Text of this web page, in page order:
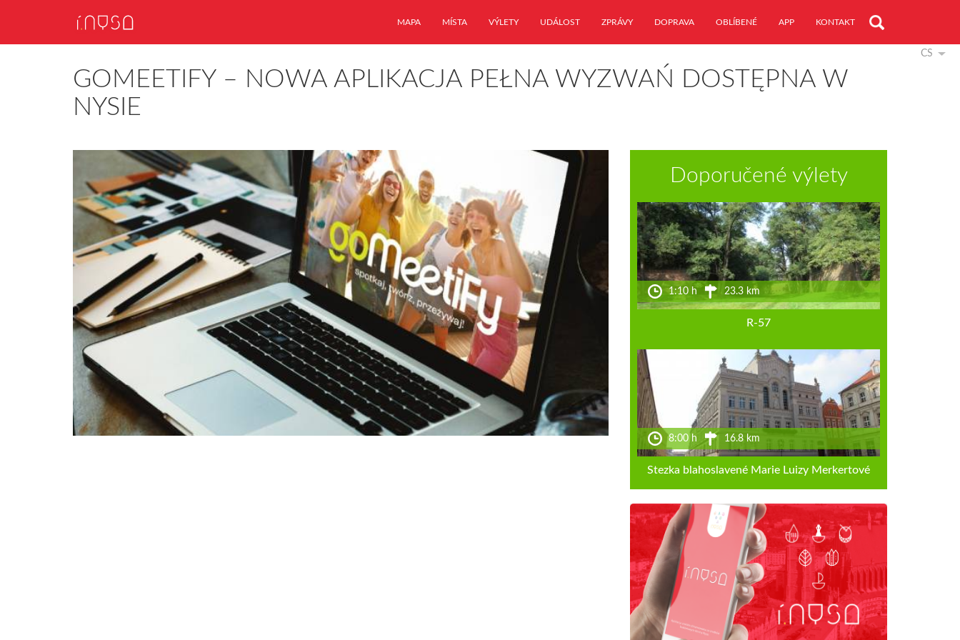
MAPA MÍSTA VÝLETY UDÁLOST ZPRÁVY DOPRAVA OBLÍBENÉ APP KONTAKT
CS
GOMEETIFY – NOWA APLIKACJA PEŁNA WYZWAŃ DOSTĘPNA W
NYSIE
Doporučené výlety
1:10 h 23.3 km
R-57
8:00 h 16.8 km
Stezka blahoslavené Marie Luizy Merkertové